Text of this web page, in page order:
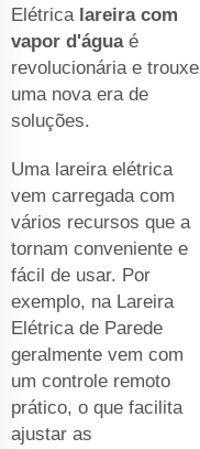
Elétrica lareira com
vapor d'água é
revolucionária e trouxe
uma nova era de
soluções.
Uma lareira elétrica
vem carregada com
vários recursos que a
tornam conveniente e
fácil de usar. Por
exemplo, na Lareira
Elétrica de Parede
geralmente vem com
um controle remoto
prático, o que facilita
ajustar as